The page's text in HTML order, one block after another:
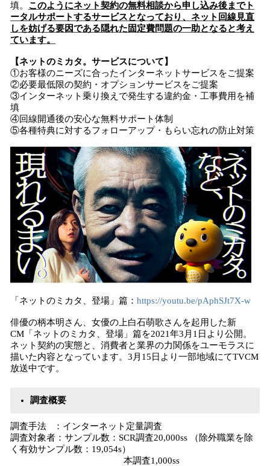
填。 このようにネット契約の無料相談から申し込み後までト
ータルサポートするサービスとなっており、ネット回線見直
しを妨げる要因である隠れた固定費問題の一助となると考え
ています。
【ネットのミカタ。サービスについて】
①お客様のニーズに合ったインターネットサービスをご提案
②必要最低限の契約・オプションサービスをご提案
③インターネット乗り換えで発生する違約金・工事費用を補
填
④回線開通後の安心な無料サポート体制
⑤各種特典に対するフォローアップ・もらい忘れの防止対策
「ネットのミカタ、登場」篇： https://youtu.be/pAphSJt7X-w
俳優の柄本明さん、女優の上白石萌歌さんを起用した新
CM「ネットのミカタ、登場」篇を2021年3月1日より公開。
ネット契約の実態と、消費者と業界の力関係をユーモラスに
描いた内容となっています。3月15日より一部地域にてTVCM
放送中です。
調査概要
調査手法 ：インターネット定量調査
調査対象者：サンプル数：SCR調査20,000ss （除外職業を除
く有効サンプル数：19,054s）
本調査1,000ss